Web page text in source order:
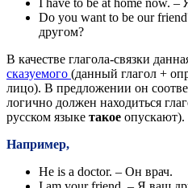
Do you want to be our
другом?
В качестве глагола-связки
сказуемого (данный глагол +
лицо). В предложении он
логично должен находиться
русском языке такое опускают).
Например,
He is a doctor. – Он врач.